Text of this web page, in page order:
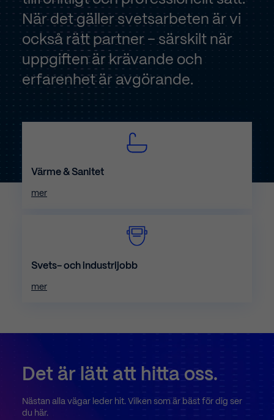
När det gäller svetsarbeten är vi
också rätt partner – särskilt när
uppgiften är krävande och
erfarenhet är avgörande.
Värme & Sanitet
mer
Svets- och industrijobb
mer
Det är lätt att hitta oss.
Nästan alla vägar leder hit. Vilken som är bäst för dig ser
du här.